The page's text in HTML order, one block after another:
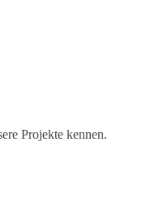
Projekte kennen.